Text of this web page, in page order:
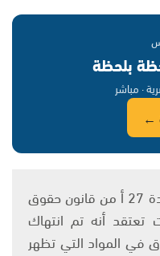
بلحظة
· مباشر
←
يتم الاستخدام المواد وفقًا للمادة 27 أ من قانون حقوق
2007، وإن كنت تعتقد أنه تم انتهاك
في المواد التي تظهر